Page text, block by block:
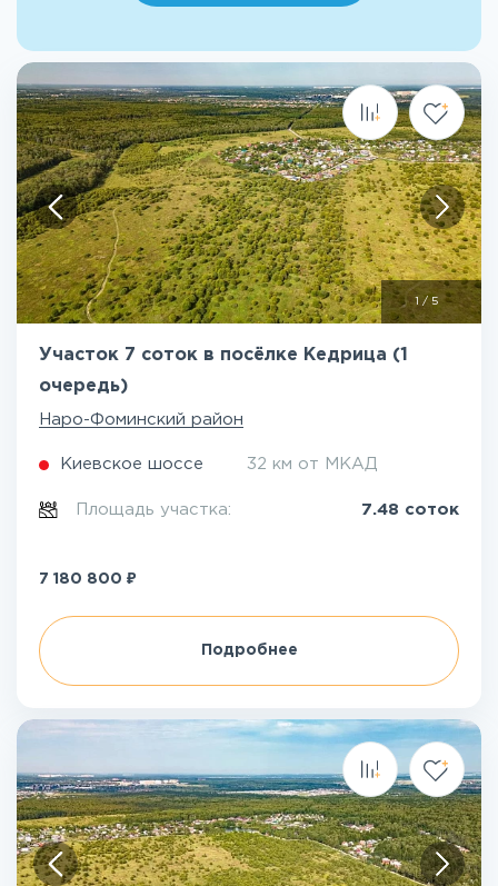
/ 5
Участок 7 соток в посёлке Кедрица (1
очередь)
Наро-Фоминский район
Киевское шоссе 32 км от МКАД
Площадь участка: 7.48 соток
7 180 800 ₽
Подробнее